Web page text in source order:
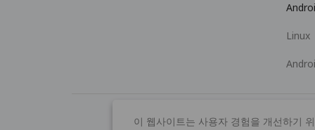
Linux
이 웹사이트는 사용자 경험을 개선하기